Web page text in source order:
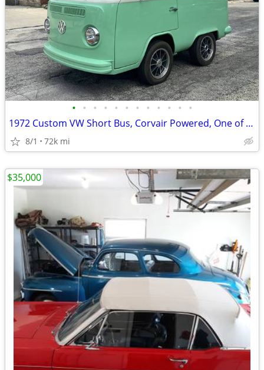
• • • • • • • • • • • •
1972 Custom VW Short Bus, Corvair Powered, One of a Kind
8/1 72k mi
$35,000